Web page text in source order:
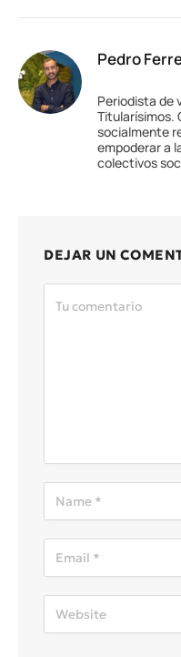
Pedro
Periodista de
Titularísimos.
socialmente
empoderar a
colectivos
DEJAR UN